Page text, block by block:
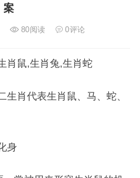
案
80阅读 0评论
肖鼠,生肖兔,生肖蛇
肖代表生肖鼠、马、蛇、
身